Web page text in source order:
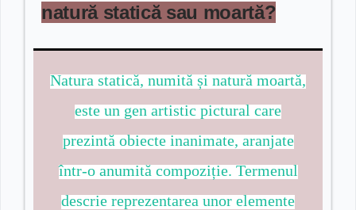
natură statică sau moartă?
Natura statică, numită și natură moartă,
este un gen artistic pictural care
prezintă obiecte inanimate, aranjate
într-o anumită compoziție. Termenul
descrie reprezentarea unor elemente